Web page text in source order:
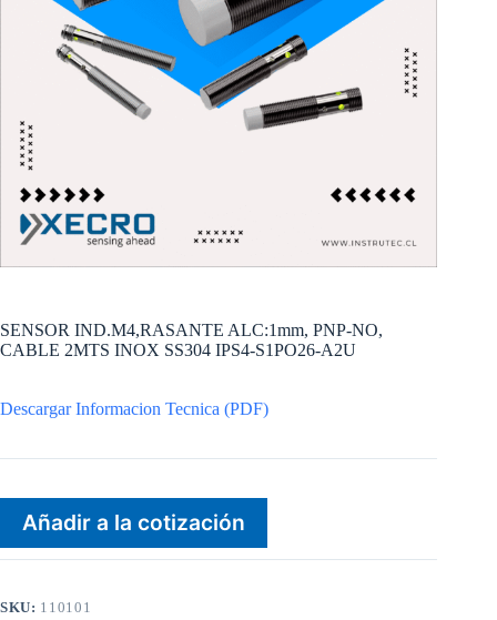
SENSOR IND.M4,RASANTE ALC:1mm, PNP-NO,
CABLE 2MTS INOX SS304 IPS4-S1PO26-A2U
Descargar Informacion Tecnica (PDF)
Añadir a la cotización
SKU: 110101